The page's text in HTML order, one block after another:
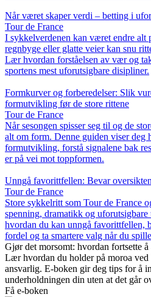
Når været skaper verdi – betting i
Tour de France
I sykkelverdenen kan været endre alt
regnbyge eller glatte veier kan snu
Lær hvordan forståelsen av vær og
sportens mest uforutsigbare disipliner.
Formkurver og forberedelser: Slik
formutvikling før de store rittene
Tour de France
Når sesongen spisser seg til og de
alt om form. Denne guiden viser deg
formutvikling, forstå signalene bak
er på vei mot toppformen.
Unngå favorittfellen: Bevar
Tour de France
Store sykkelritt som Tour de France
spenning, dramatikk og
hvordan du kan unngå favorittfellen,
fordel og ta smartere valg når du
Gjør det morsomt: hvordan fortsette
Lær hvordan du holder på moroa ved
ansvarlig. E-boken gir deg tips for å
underholdningen din uten at det går
Få e-boken